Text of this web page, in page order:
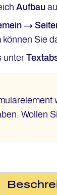
Aufbau
→
können Sie
unter
Wollen